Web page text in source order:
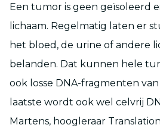
Een tumor is geen geïsoleerd
lichaam. Regelmatig laten er
het bloed, de urine of andere
belanden. Dat kunnen hele
ook losse DNA-fragmenten
laatste wordt ook wel celvrij
Martens, hoogleraar